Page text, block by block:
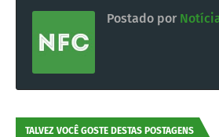
Postado por
TALVEZ VOCÊ GOSTE DESTAS POSTAGENS